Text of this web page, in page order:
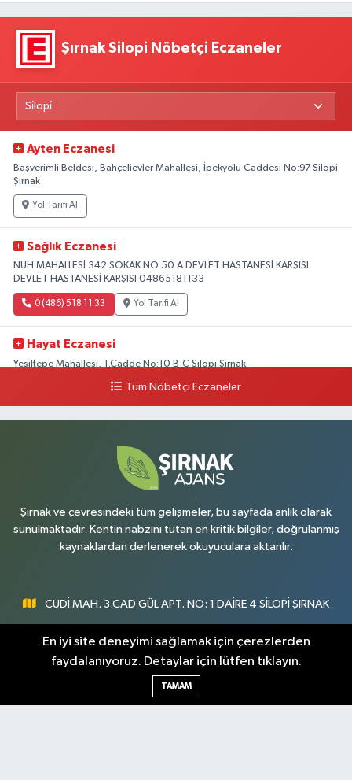
Şırnak Silopi Nöbetçi Eczaneler
Ayten Eczanesi
Başverimli Beldesi, Bahçelievler Mahallesi, İpekyolu Caddesi No:97 Silopi
Şırnak
Yol Tarifi Al
Sağlık Eczanesi
NUH MAHALLESİ 342.SOKAK NO:50 A DEVLET HASTANESİ KARŞISI
DEVLET HASTANESİ KARŞISI 04865181133
0 (486) 518 11 33 Yol Tarifi Al
Hayat Eczanesi
Yeşiltepe Mahallesi, 1.Cadde No:10 B-C Silopi Şırnak
Yol Tarifi Al
Yenişehir Mahallesi, 8.Cadde No:53 A Silopi Şırnak
Yol Tarifi Al
Tüm Nöbetçi Eczaneler
Şırnak ve çevresindeki tüm gelişmeler, bu sayfada anlık olarak
sunulmaktadır. Kentin nabzını tutan en kritik bilgiler, doğrulanmış
kaynaklardan derlenerek okuyuculara aktarılır.
CUDİ MAH. 3.CAD GÜL APT. NO: 1 DAİRE 4 SİLOPİ ŞIRNAK
0547 300 73 73
[email protected]
En iyi site deneyimi sağlamak için çerezlerden
faydalanıyoruz. Detaylar için lütfen tıklayın.
TAMAM